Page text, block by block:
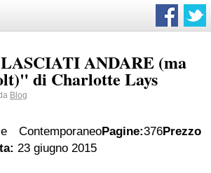
ANDARE (ma
di Charlotte Lays
Blog
ContemporaneoPagine:376Prezzo
23 giugno 2015